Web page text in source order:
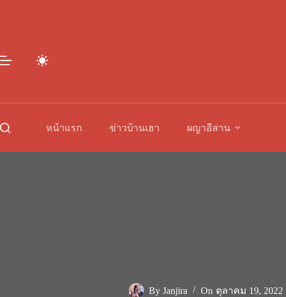
หน้าแรก ข่าวบ้านเฮา ผญาอีสาน
By Janjira On ตุลาคม 19, 2022